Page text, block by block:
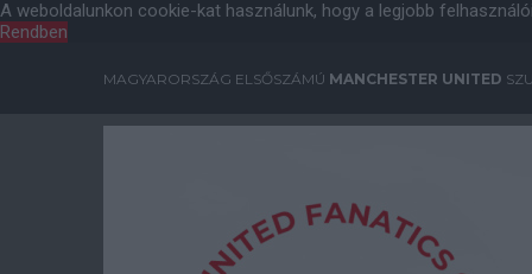
A weboldalunkon cookie-kat használunk, hogy a legjobb
Rendben
MAGYARORSZÁG ELSŐSZÁMÚ MANCHESTER UNITED